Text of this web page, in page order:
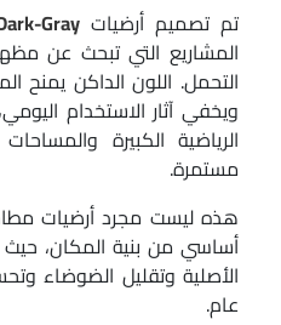
تم تصميم أرضيات Gray
المشاريع التي تبحث عن
التحمل. اللون الداكن يمنح
ويخفي آثار الاستخدام
الرياضية الكبيرة
مستمرة.
هذه ليست مجرد أرضيات
أساسي من بنية المكان،
الأصلية وتقليل الضوضاء
عام.